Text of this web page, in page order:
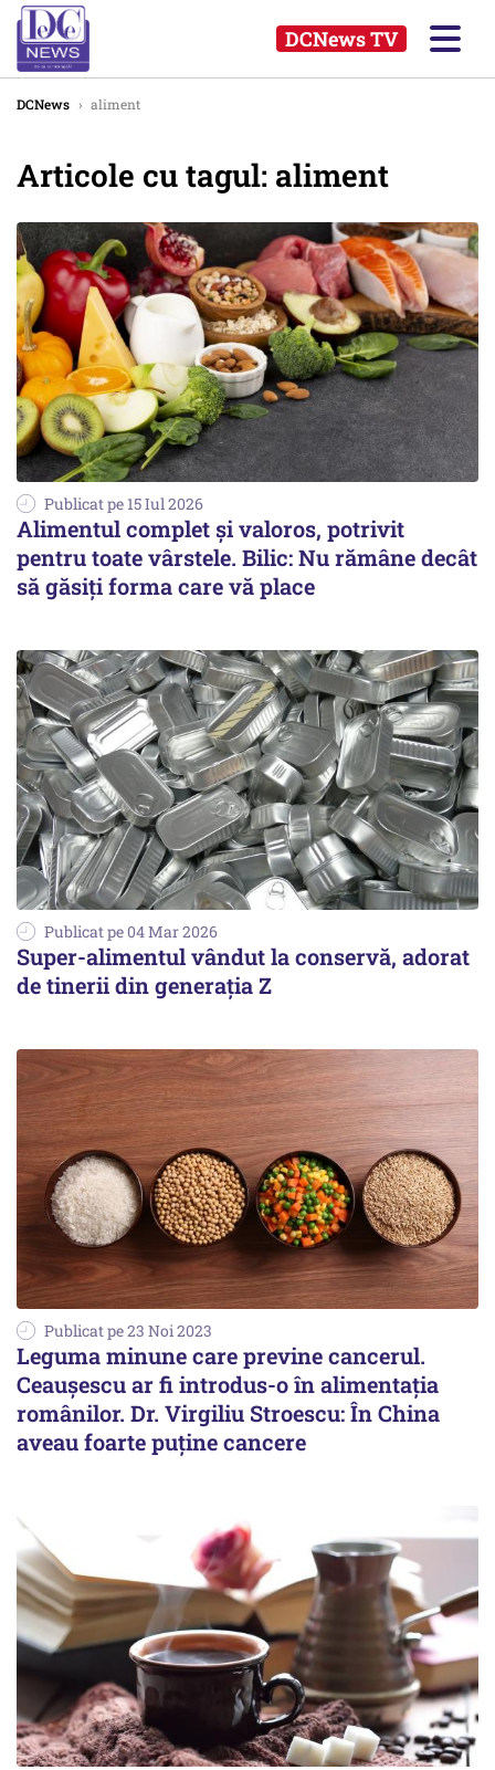
DCNews TV
DCNews › aliment
Articole cu tagul: aliment
Publicat pe 15 Iul 2026
Alimentul complet și valoros, potrivit
pentru toate vârstele. Bilic: Nu rămâne decât
să găsiți forma care vă place
Publicat pe 04 Mar 2026
Super-alimentul vândut la conservă, adorat
de tinerii din generația Z
Publicat pe 23 Noi 2023
Leguma minune care previne cancerul.
Ceaușescu ar fi introdus-o în alimentația
românilor. Dr. Virgiliu Stroescu: În China
aveau foarte puține cancere